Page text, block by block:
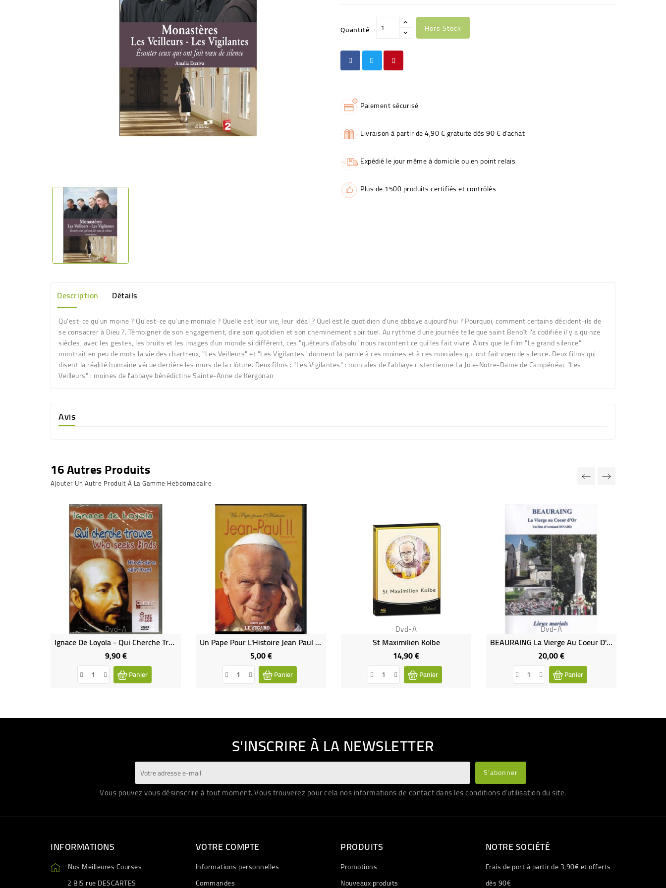
Quantité Hors Stock
Paiement sécurisé
Livraison à partir de 4,90 € gratuite dès 90 € d'achat
Expédié le jour même à domicile ou en point relais
Plus de 1500 produits certifiés et contrôlés
Description Détails
Qu'est-ce qu'un moine ? Qu'est-ce qu'une moniale ? Quelle est leur vie, leur idéal ? Quel est le quotidien d'une abbaye aujourd'hui ? Pourquoi, comment certains décident-ils de
se consacrer à Dieu ?. Témoigner de son engagement, dire son quotidien et son cheminement spirituel. Au rythme d'une journée telle que saint Benoît l'a codifiée il y a quinze
siècles, avec les gestes, les bruits et les images d'un monde si différent, ces "quêteurs d'absolu" nous racontent ce qui les fait vivre. Alors que le film "Le grand silence"
montrait en peu de mots la vie des chartreux, "Les Veilleurs" et "Les Vigilantes" donnent la parole à ces moines et à ces moniales qui ont fait voeu de silence. Deux films qui
disent la réalité humaine vécue derrière les murs de la clôture. Deux films : "Les Vigilantes" : moniales de l'abbaye cistercienne La Joie-Notre-Dame de Campénéac "Les
Veilleurs" : moines de l'abbaye bénédictine Sainte-Anne de Kergonan
Avis
16 Autres Produits
Ajouter Un Autre Produit À La Gamme Hebdomadaire
Dvd-A
Ignace De Loyola - Qui Cherche Trouve
9,90 €Prix
Panier
Dvd-A
Un Pape Pour L'Histoire Jean Paul II (DVD Occasion)
5,00 €Prix
Panier
Dvd-A
St Maximilien Kolbe
14,90 €Prix
Panier
Dvd-A
BEAURAING La Vierge Au Coeur D'Or
20,00 €Prix
Panier
S'INSCRIRE À LA NEWSLETTER
Vous pouvez vous désinscrire à tout moment. Vous trouverez pour cela nos informations de contact dans les conditions d'utilisation du site.
INFORMATIONS
Nos Meilleures Courses
2 BIS rue DESCARTES
VOTRE COMPTE
Informations personnelles
Commandes
PRODUITS
Promotions
Nouveaux produits
NOTRE SOCIÉTÉ
Frais de port à partir de 3,90€ et offerts
dès 90€